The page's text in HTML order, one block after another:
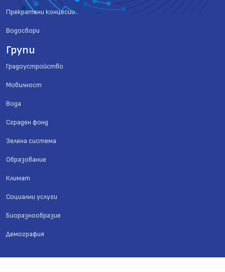
Прекратени концесии
Водосбори
Групи
Градоустройство
Мобилност
Вода
Сграден фонд
Зелена система
Образование
Климат
Социални услуги
Биоразнообразие
Демография